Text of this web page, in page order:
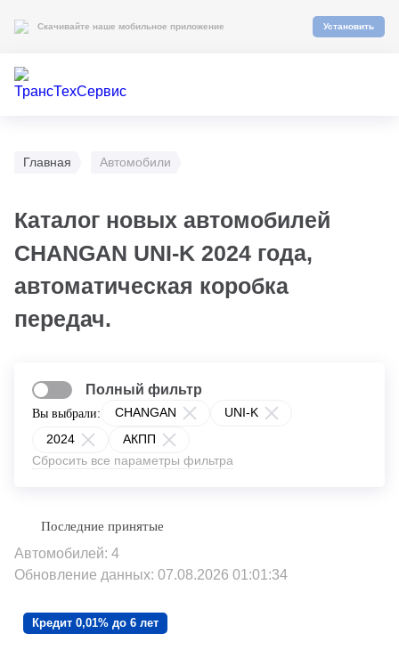
Главная Автомобили
Каталог новых автомобилей
CHANGAN UNI-K 2024 года,
автоматическая коробка
передач.
Вы выбрали: CHANGAN
UNI-K
2024
АКПП
Сбросить все параметры фильтра
Полный фильтр
Автомобилей: 4
Обновление данных: 07.08.2026 01:01:34
Кредит 0,01% до 6 лет
Скачивайте наше мобильное приложение Установить